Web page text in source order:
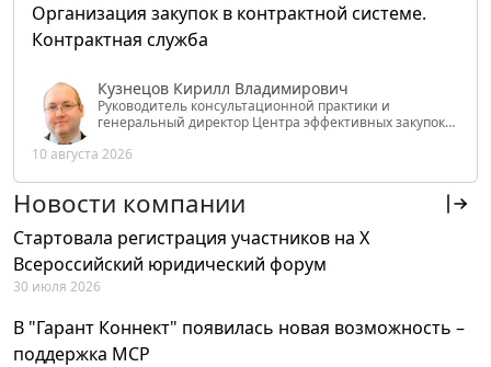
Организация закупок в контрактной системе.
Контрактная служба
Кузнецов Кирилл Владимирович
Руководитель консультационной практики и
генеральный директор Центра эффективных закупок
РФ
10 августа 2026
Новости компании
Стартовала регистрация участников на X
Всероссийский юридический форум
30 июля 2026
В "Гарант Коннект" появилась новая возможность –
поддержка MCP